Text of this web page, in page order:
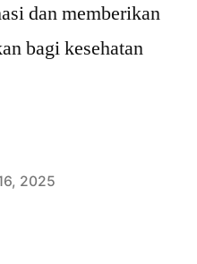
dan memberikan
bagi kesehatan
2025